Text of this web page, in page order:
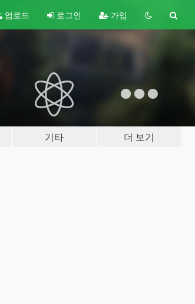
업로드 로그인 가입
기타 더 보기